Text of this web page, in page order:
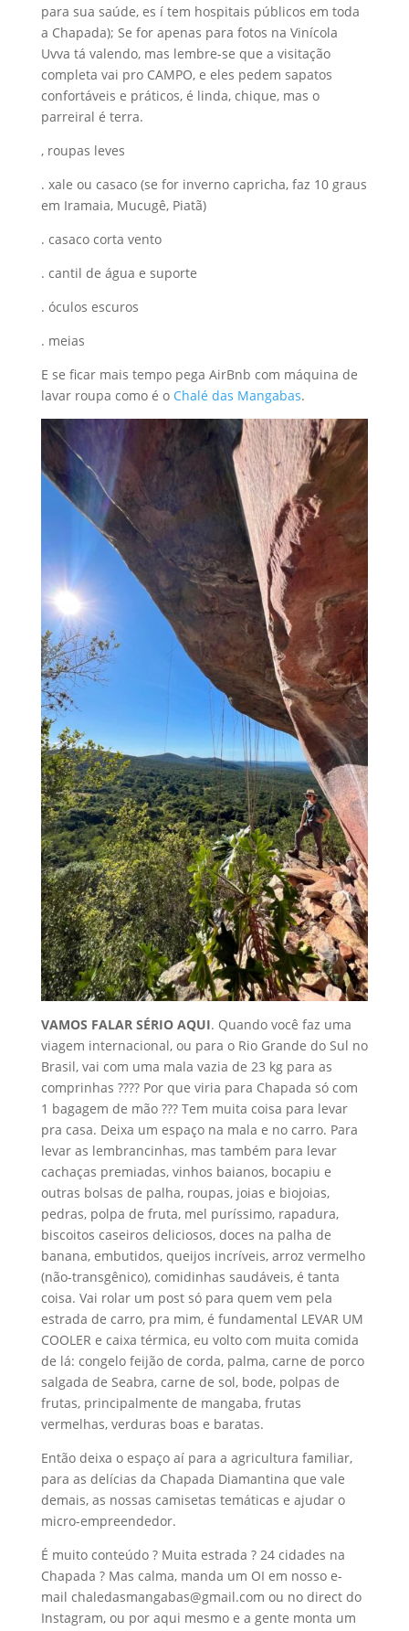
para sua saúde, es í tem hospitais públicos em toda
a Chapada); Se for apenas para fotos na Vinícola
Uvva tá valendo, mas lembre-se que a visitação
completa vai pro CAMPO, e eles pedem sapatos
confortáveis e práticos, é linda, chique, mas o
parreiral é terra.
, roupas leves
. xale ou casaco (se for inverno capricha, faz 10 graus
em Iramaia, Mucugê, Piatã)
. casaco corta vento
. cantil de água e suporte
. óculos escuros
. meias
E se ficar mais tempo pega AirBnb com máquina de
lavar roupa como é oChalé das Mangabas.
VAMOS FALAR SÉRIO AQUI. Quando você faz uma
viagem internacional, ou para o Rio Grande do Sul no
Brasil, vai com uma mala vazia de 23 kg para as
comprinhas ???? Por que viria para Chapada só com
1 bagagem de mão ??? Tem muita coisa para levar
pra casa. Deixa um espaço na mala e no carro. Para
levar as lembrancinhas, mas também para levar
cachaças premiadas, vinhos baianos, bocapiu e
outras bolsas de palha, roupas, joias e biojoias,
pedras, polpa de fruta, mel puríssimo, rapadura,
biscoitos caseiros deliciosos, doces na palha de
banana, embutidos, queijos incríveis, arroz vermelho
(não-transgênico), comidinhas saudáveis, é tanta
coisa. Vai rolar um post só para quem vem pela
estrada de carro, pra mim, é fundamental LEVAR UM
COOLER e caixa térmica, eu volto com muita comida
de lá: congelo feijão de corda, palma, carne de porco
salgada de Seabra, carne de sol, bode, polpas de
frutas, principalmente de mangaba, frutas
vermelhas, verduras boas e baratas.
Então deixa o espaço aí para a agricultura familiar,
para as delícias da Chapada Diamantina que vale
demais, as nossas camisetas temáticas e ajudar o
micro-empreendedor.
É muito conteúdo ? Muita estrada ? 24 cidades na
Chapada ? Mas calma, manda um OI em nosso e-
mail chaledasmangabas@gmail.com ou no direct do
Instagram, ou por aqui mesmo e a gente monta um